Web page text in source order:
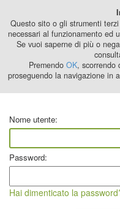
Nome utente:
Password:
Hai dimenticato la
Questo sito o gli strumenti
necessari al funzionamento ed
Se vuoi saperne di più o
Premendo OK, scorrendo
proseguendo la navigazione in